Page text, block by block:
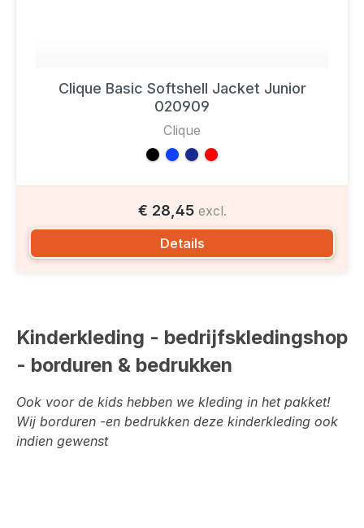
Clique Basic Softshell Jacket Junior
020909
Clique
€ 28,45 excl.
Details
Kinderkleding - bedrijfskledingshop
- borduren & bedrukken
Ook voor de kids hebben we kleding in het pakket!
Wij borduren -en bedrukken deze kinderkleding ook
indien gewenst